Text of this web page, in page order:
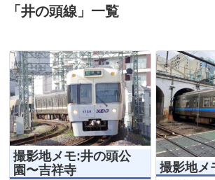
「 井の頭線 」 一覧
撮影地メモ:井の頭公
園〜吉祥寺
撮影地メ